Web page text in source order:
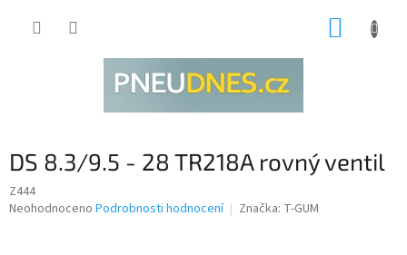
DS 8.3/9.5 - 28 TR218A rovný ventil
Z444
Průměrné
Neohodnoceno Podrobnosti hodnocení Značka: T-GUM